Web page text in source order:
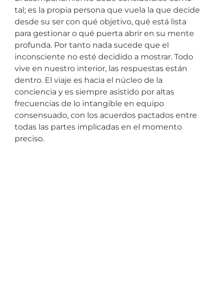
tal; es la propia persona que vuela la que decide
desde su ser con qué objetivo, qué está lista
para gestionar o qué puerta abrir en su mente
profunda. Por tanto nada sucede que el
inconsciente no esté decidido a mostrar. Todo
vive en nuestro interior, las respuestas están
dentro. El viaje es hacia el núcleo de la
conciencia y es siempre asistido por altas
frecuencias de lo intangible en equipo
consensuado, con los acuerdos pactados entre
todas las partes implicadas en el momento
preciso.